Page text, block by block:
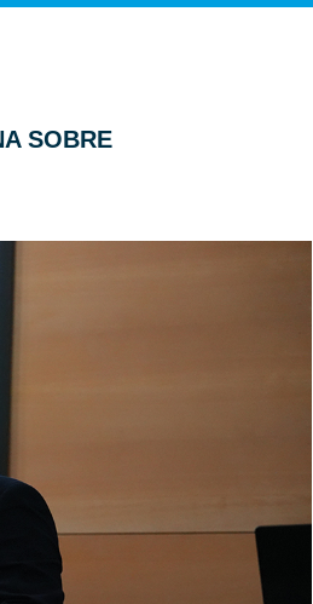
SOBRE